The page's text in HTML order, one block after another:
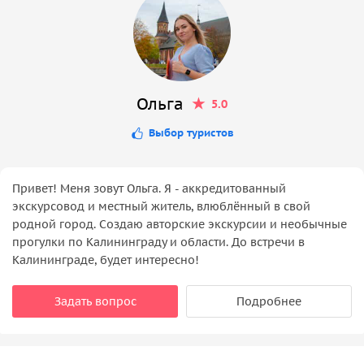
Ольга 5.0
Выбор туристов
Привет! Меня зовут Ольга. Я - аккредитованный
экскурсовод и местный житель, влюблённый в свой
родной город. Создаю авторские экскурсии и необычные
прогулки по Калининграду и области. До встречи в
Калининграде, будет интересно!
Задать вопрос Подробнее